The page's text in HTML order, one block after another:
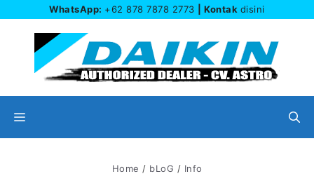
LangsungWhatsApp: +62 878 7878 2773 | Kontak disini
Menu
Home / bLoG / Info